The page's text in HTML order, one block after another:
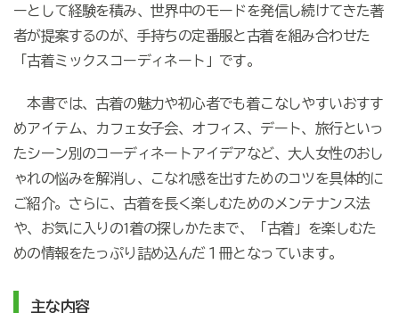
ーとして経験を積み、世界中のモードを発信し続けてきた著
者が提案するのが、手持ちの定番服と古着を組み合わせた
「古着ミックスコーディネート」です。
本書では、古着の魅力や初心者でも着こなしやすいおすす
めアイテム、カフェ女子会、オフィス、デート、旅行といっ
たシーン別のコーディネートアイデアなど、大人女性のおし
ゃれの悩みを解消し、こなれ感を出すためのコツを具体的に
ご紹介。さらに、古着を長く楽しむためのメンテナンス法
や、お気に入りの1着の探しかたまで、「古着」を楽しむた
めの情報をたっぷり詰め込んだ１冊となっています。
主な内容